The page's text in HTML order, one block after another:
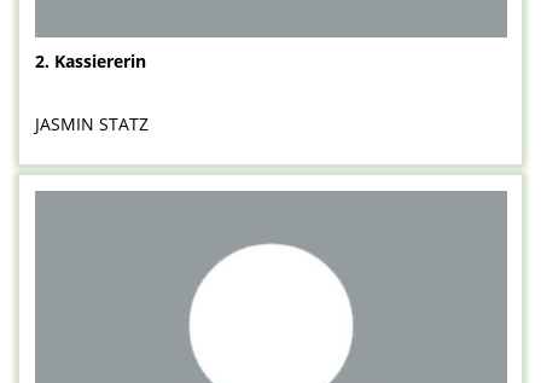
2. Kassiererin
JASMIN STATZ